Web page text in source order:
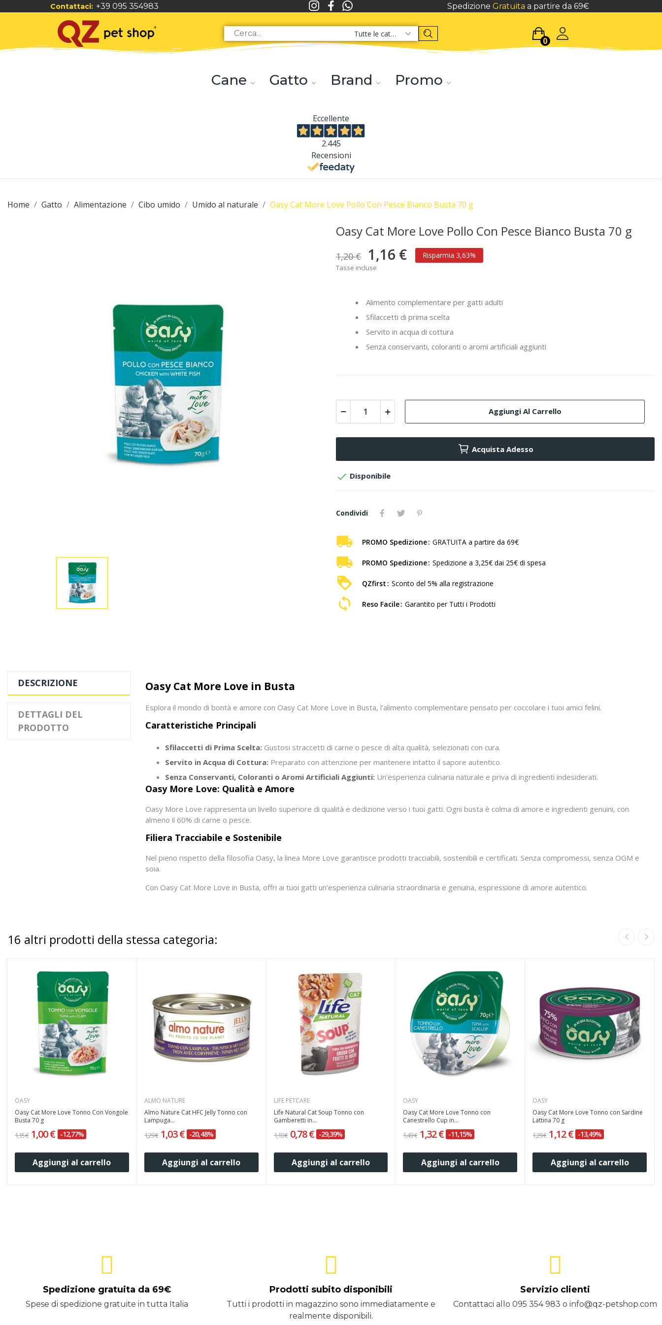
Contattaci: +39 095 354983 Spedizione Gratuita a partire da 69€
Tutte le categorie
0
Cane Gatto Brand Promo
Eccellente
2.445
Recensioni
Home Gatto Alimentazione Cibo umido Umido al naturale Oasy Cat More Love Pollo Con Pesce Bianco Busta 70 g
Oasy Cat More Love Pollo Con Pesce Bianco Busta 70 g
1,20 € 1,16 € Risparmia 3,63%
Tasse incluse
Alimento complementare per gatti adulti
Sfilaccetti di prima scelta
Servito in acqua di cottura
Senza conservanti, coloranti o aromi artificiali aggiunti
Aggiungi Al Carrello
Acquista Adesso
 Disponibile
Condividi
PROMO Spedizione GRATUITA a partire da 69€
PROMO Spedizione Spedizione a 3,25€ dai 25€ di spesa
QZfirst Sconto del 5% alla registrazione
Reso Facile Garantito per Tutti i Prodotti
DESCRIZIONE
DETTAGLI DEL
PRODOTTO
Oasy Cat More Love in Busta
Esplora il mondo di bontà e amore con Oasy Cat More Love in Busta, l'alimento complementare pensato per coccolare i tuoi amici felini.
Caratteristiche Principali
Sfilaccetti di Prima Scelta: Gustosi straccetti di carne o pesce di alta qualità, selezionati con cura.
Servito in Acqua di Cottura: Preparato con attenzione per mantenere intatto il sapore autentico.
Senza Conservanti, Coloranti o Aromi Artificiali Aggiunti: Un'esperienza culinaria naturale e priva di ingredienti indesiderati.
Oasy More Love: Qualità e Amore
Oasy More Love rappresenta un livello superiore di qualità e dedizione verso i tuoi gatti. Ogni busta è colma di amore e ingredienti genuini, con
almeno il 60% di carne o pesce.
Filiera Tracciabile e Sostenibile
Nel pieno rispetto della filosofia Oasy, la linea More Love garantisce prodotti tracciabili, sostenibili e certificati. Senza compromessi, senza OGM e
soia.
Con Oasy Cat More Love in Busta, offri ai tuoi gatti un'esperienza culinaria straordinaria e genuina, espressione di amore autentico.
16 altri prodotti della stessa categoria:
OASY
Oasy Cat More Love Tonno Con Vongole
Busta 70 g
1,15 € 1,00 € -12,77%
Aggiungi al carrello
ALMO NATURE
Almo Nature Cat HFC Jelly Tonno con
Lampuga...
1,29 € 1,03 € -20,48%
Aggiungi al carrello
LIFE PETCARE
Life Natural Cat Soup Tonno con
Gamberetti in...
1,10 € 0,78 € -29,39%
Aggiungi al carrello
OASY
Oasy Cat More Love Tonno con
Canestrello Cup in...
1,49 € 1,32 € -11,15%
Aggiungi al carrello
OASY
Oasy Cat More Love Tonno con Sardine
Lattina 70 g
1,29 € 1,12 € -13,49%
Aggiungi al carrello
Spedizione gratuita da 69€
Spese di spedizione gratuite in tutta Italia
Prodotti subito disponibili
Tutti i prodotti in magazzino sono immediatamente e
realmente disponibili.
Servizio clienti
Contattaci allo 095 354 983 o info@qz-petshop.com